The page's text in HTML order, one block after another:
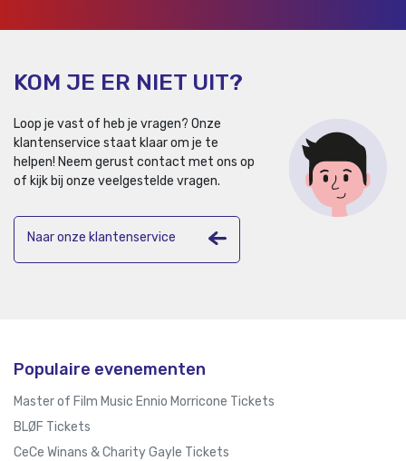
KOM JE ER NIET UIT?
Loop je vast of heb je vragen? Onze
klantenservice staat klaar om je te
helpen! Neem gerust contact met ons op
of kijk bij onze veelgestelde vragen.
Naar onze klantenservice
Populaire evenementen
Master of Film Music Ennio Morricone Tickets
BLØF Tickets
CeCe Winans & Charity Gayle Tickets